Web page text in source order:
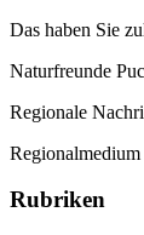
Das haben Sie
Naturfreunde
Regionale
Regionalmedium
Rubriken